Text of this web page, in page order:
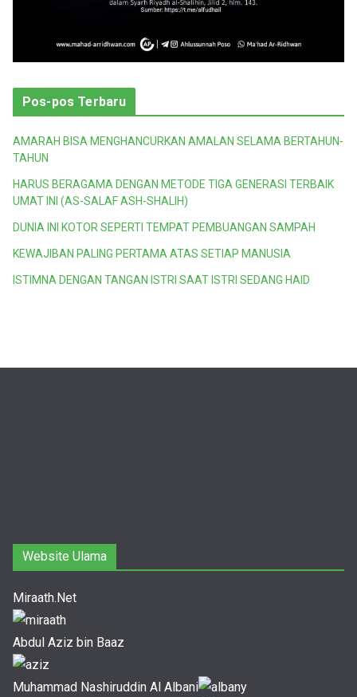
Pos-pos Terbaru
AMARAH BISA MENGHANCURKAN AMALAN SELAMA BERTAHUN-
TAHUN
HARUS BERAGAMA DENGAN METODE TIGA GENERASI TERBAIK
UMAT INI (AS-SALAF ASH-SHALIH)
DUNIA INI KOTOR SEPERTI TEMPAT PEMBUANGAN SAMPAH
KEWAJIBAN PALING PERTAMA ATAS SETIAP MANUSIA
ISTIMNA DENGAN TANGAN ISTRI SAAT ISTRI SEDANG HAID
Website Ulama
Miraath.Net
Abdul Aziz bin Baaz
Muhammad Nashiruddin Al Albani